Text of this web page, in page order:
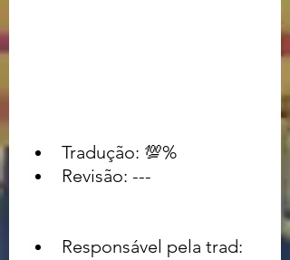
Revisão: ---
Responsável pela trad: